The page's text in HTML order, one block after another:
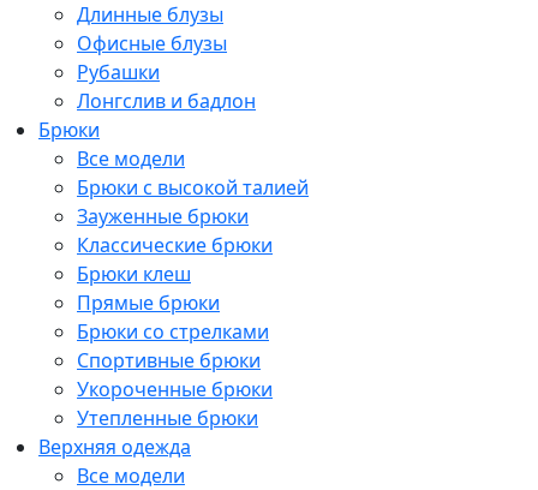
Длинные блузы
Офисные блузы
Рубашки
Лонгслив и бадлон
Брюки
Все модели
Брюки с высокой талией
Зауженные брюки
Классические брюки
Брюки клеш
Прямые брюки
Брюки со стрелками
Спортивные брюки
Укороченные брюки
Утепленные брюки
Верхняя одежда
Все модели